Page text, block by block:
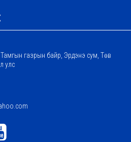
газрын байр, Эрдэнэ сум, Төв
улс